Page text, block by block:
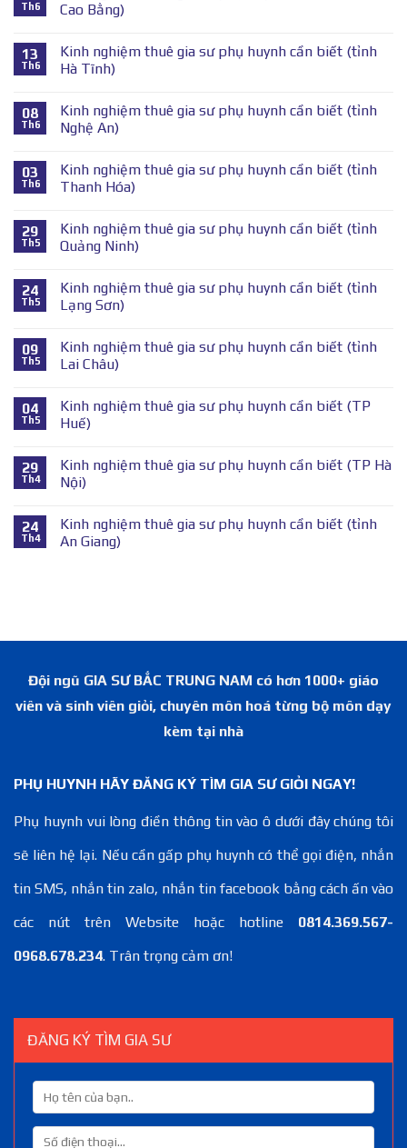
Th6
Cao Bằng)
13
Th6
Kinh nghiệm thuê gia sư phụ huynh cần biết (tỉnh
Hà Tĩnh)
08
Th6
Kinh nghiệm thuê gia sư phụ huynh cần biết (tỉnh
Nghệ An)
03
Th6
Kinh nghiệm thuê gia sư phụ huynh cần biết (tỉnh
Thanh Hóa)
29
Th5
Kinh nghiệm thuê gia sư phụ huynh cần biết (tỉnh
Quảng Ninh)
24
Th5
Kinh nghiệm thuê gia sư phụ huynh cần biết (tỉnh
Lạng Sơn)
09
Th5
Kinh nghiệm thuê gia sư phụ huynh cần biết (tỉnh
Lai Châu)
04
Th5
Kinh nghiệm thuê gia sư phụ huynh cần biết (TP
Huế)
29
Th4
Kinh nghiệm thuê gia sư phụ huynh cần biết (TP Hà
Nội)
24
Th4
Kinh nghiệm thuê gia sư phụ huynh cần biết (tỉnh
An Giang)
Đội ngũ GIA SƯ BẮC TRUNG NAM có hơn 1000+ giáo
viên và sinh viên giỏi, chuyên môn hoá từng bộ môn dạy
kèm tại nhà
PHỤ HUYNH HÃY ĐĂNG KÝ TÌM GIA SƯ GIỎI NGAY!
Phụ huynh vui lòng điền thông tin vào ô dưới đây chúng tôi
sẽ liên hệ lại. Nếu cần gấp phụ huynh có thể gọi điện, nhắn
tin SMS, nhắn tin zalo, nhắn tin facebook bằng cách ấn vào
các nút trên Website hoặc hotline 0814.369.567-
0968.678.234. Trân trọng cảm ơn!
ĐĂNG KÝ TÌM GIA SƯ